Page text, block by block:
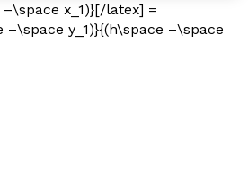
x_1)}[/latex] =
y_1)}{(h\space –\space